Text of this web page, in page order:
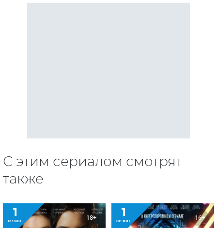
С этим сериалом смотрят
также
1
сезон 18+ 1
сезон 16+